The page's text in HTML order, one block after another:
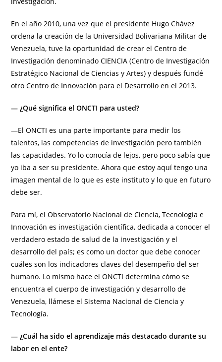
En el año 2010, una vez que el presidente Hugo Chávez
ordena la creación de la Universidad Bolivariana Militar de
Venezuela, tuve la oportunidad de crear el Centro de
Investigación denominado CIENCIA (Centro de Investigación
Estratégico Nacional de Ciencias y Artes) y después fundé
otro Centro de Innovación para el Desarrollo en el 2013.
— ¿Qué significa el ONCTI para usted?
—El ONCTI es una parte importante para medir los
talentos, las competencias de investigación pero también
las capacidades. Yo lo conocía de lejos, pero poco sabía que
yo iba a ser su presidente. Ahora que estoy aquí tengo una
imagen mental de lo que es este instituto y lo que en futuro
debe ser.
Para mí, el Observatorio Nacional de Ciencia, Tecnología e
Innovación es investigación científica, dedicada a conocer el
verdadero estado de salud de la investigación y el
desarrollo del país; es como un doctor que debe conocer
cuáles son los indicadores claves del desempeño del ser
humano. Lo mismo hace el ONCTI determina cómo se
encuentra el cuerpo de investigación y desarrollo de
Venezuela, llámese el Sistema Nacional de Ciencia y
Tecnología.
— ¿Cuál ha sido el aprendizaje más destacado durante su
labor en el ente?